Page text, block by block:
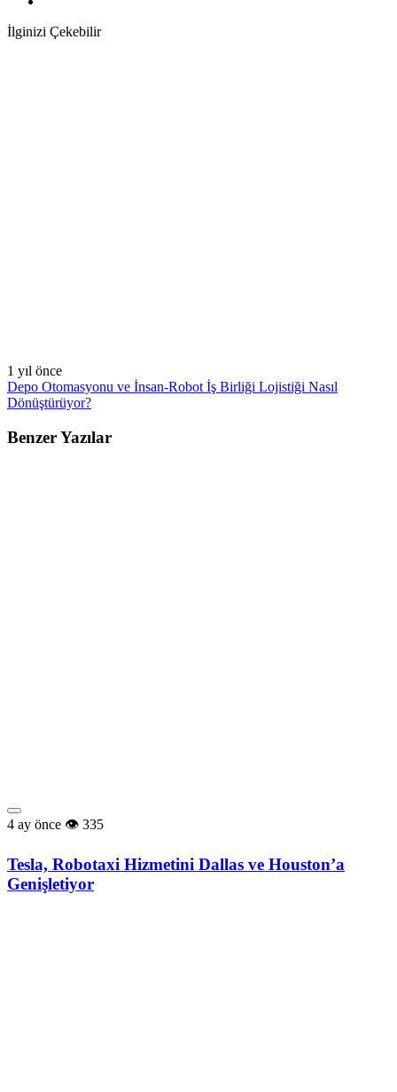
İlginizi Çekebilir
1 yıl önce
Depo Otomasyonu ve İnsan-Robot İş Birliği Lojistiği Nasıl
Dönüştürüyor?
Benzer Yazılar
4 ay önce 335
Tesla, Robotaxi Hizmetini Dallas ve Houston’a
Genişletiyor